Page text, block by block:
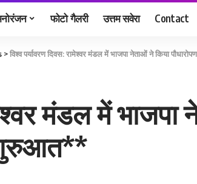
फोटो गैलरी उत्तम सवेरा Contact
>विश्व पर्यावरण दिवस: रामेश्वर मंडल में भाजपा नेताओं ने किया
मंडल में
शुरुआत**